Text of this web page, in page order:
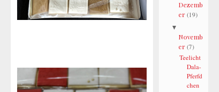
Dezemb
er(19)
▼
Novemb
er(7)
Teelicht
Dala-
Pferfd
chen